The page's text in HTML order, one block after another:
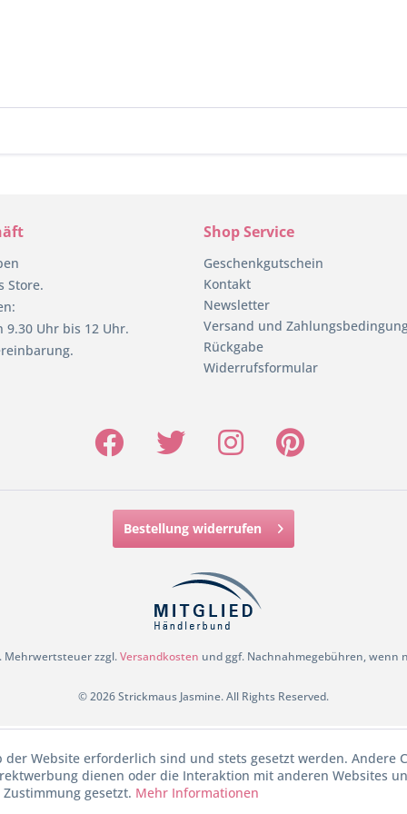
Store.
9.30 Uhr bis 12 Uhr.
Shop Service
Geschenkgutschein
Kontakt
Newsletter
Versand und
Rückgabe
Widerrufsformular
Bestellung widerrufen
Mehrwertsteuer zzgl.Versandkosten und ggf. Nachnahmegebühren, wenn
© 2026 Strickmaus Jasmine. All Rights Reserved.
Website erforderlich sind und stets gesetzt werden. Andere
dienen oder die Interaktion mit anderen Websites
gesetzt. Mehr Informationen